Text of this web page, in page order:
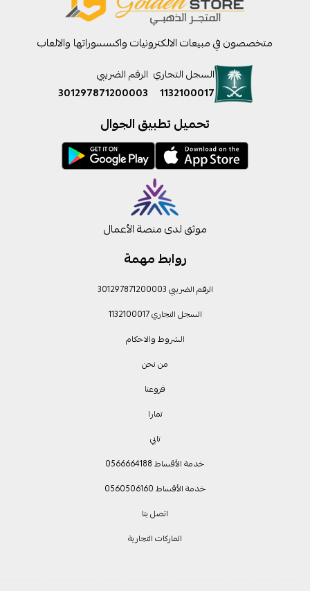
روابط مهمة
الرقم الضريبي 301297871200003
السجل التجاري 1132100017
الشروط والاحكام
من نحن
فروعنا
تمارا
تابي
خدمة الأقساط 0566664188
خدمة الأقساط 0560506160
اتصل بنا
الماركات التجارية
متخصصون في مبيعات الالكترونيات واكسسوراتها والالعاب
السجل التجاري
1132100017
الرقم الضريبي
301297871200003
تحميل تطبيق الجوال
موثق لدى منصة الأعمال